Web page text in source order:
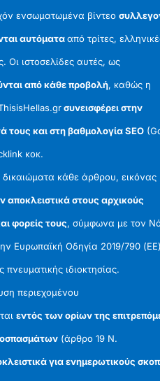
ενσωματωμένα βίντεο
αυτόματααπό τρίτες,
Οι ιστοσελίδες αυτές, ως
από κάθε προβολή, καθώς η
συνεισφέρει στην
τους και στη βαθμολογία SEO
κοκ.
κάθε άρθρου, εικόνας
αποκλειστικά στους αρχικούς
φορείς τους, σύμφωνα με τον
Ευρωπαϊκή Οδηγία 2019/790
πνευματικής ιδιοκτησίας.
περιεχομένου
εντός των ορίων της
(άρθρο 19 Ν.
για ενημερωτικούς